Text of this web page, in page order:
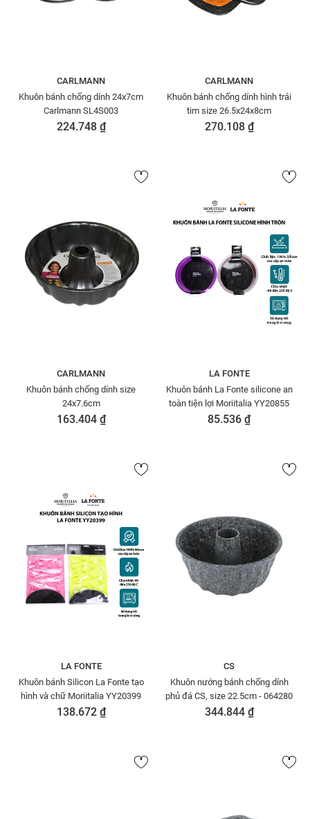
CARLMANN
Khuôn bánh chống dính 24x7cm
Carlmann SL4S003
224.748 ₫
CARLMANN
Khuôn bánh chống dính hình trái
tim size 26.5x24x8cm
270.108 ₫
CARLMANN
Khuôn bánh chống dính size
24x7.6cm
163.404 ₫
LA FONTE
Khuôn bánh La Fonte silicone an
toàn tiện lợi Moriitalia YY20855
85.536 ₫
LA FONTE
Khuôn bánh Silicon La Fonte tạo
hình và chữ Moriitalia YY20399
138.672 ₫
CS
Khuôn nướng bánh chống dính
phủ đá CS, size 22.5cm - 064280
344.844 ₫